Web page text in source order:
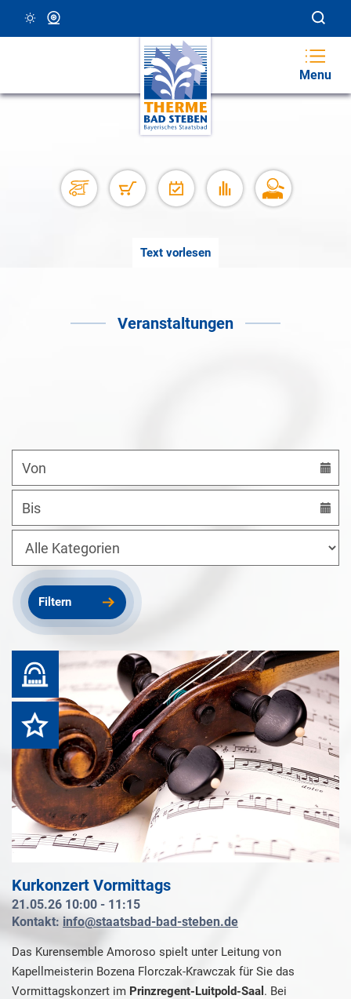
14 °C, Klar/Sonnig
Menu
Text vorlesen
Veranstaltungen
von
bis
Filtern
Prinzregent Luitpold Saal
Highlight
Kurkonzert Vormittags
21.05.26 10:00 - 11:15
Kontakt: info@staatsbad-bad-steben.de
Das Kurensemble Amoroso spielt unter Leitung von
Kapellmeisterin Bozena Florczak-Krawczak für Sie das
Vormittagskonzert im Prinzregent-Luitpold-Saal . Bei